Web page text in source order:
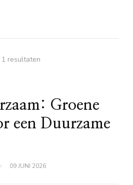
resultaten
Groene
een Duurzame
09 JUNI 2026